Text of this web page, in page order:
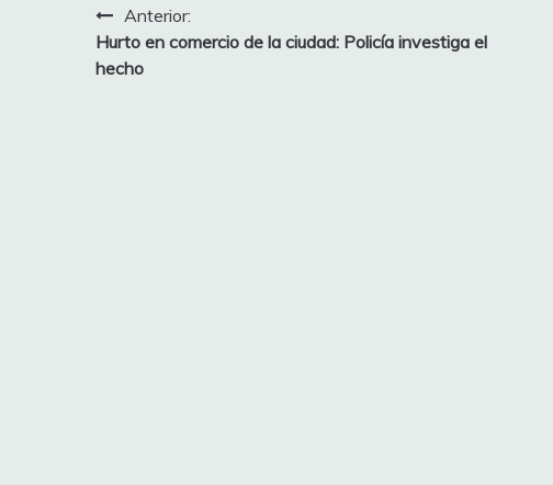
Navegación
de
Anterior:
Hurto en comercio de la ciudad: Policía investiga el
hecho